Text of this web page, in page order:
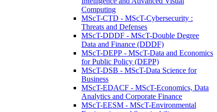
Computing
MScT-CTD - MScT-Cybersecurity :
Threats and Defenses
MScT-DDDF - MScT-Double Degree
Data and Finance (DDDF)
MScT-DEPP - MScT-Data and Economics
for Public Policy (DEPP)
MScT-DSB - MScT-Data Science for
Business
MScT-EDACF - MScT-Economics, Data
Analytics and Corporate Finance
MScT-EESM - MScT-Environmental